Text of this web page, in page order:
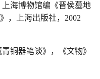
海博物馆编《晋侯墓地
，上海出版社，2002
铜器笔谈》，《文物》